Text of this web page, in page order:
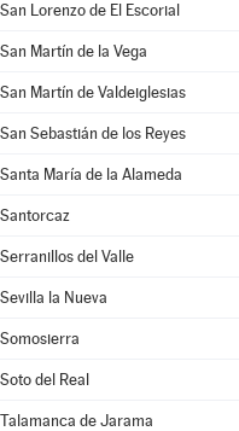
San Lorenzo de El Escorial
San Martín de la Vega
San Martín de Valdeiglesias
San Sebastián de los Reyes
Santa María de la Alameda
Santorcaz
Serranillos del Valle
Sevilla la Nueva
Somosierra
Soto del Real
Talamanca de Jarama